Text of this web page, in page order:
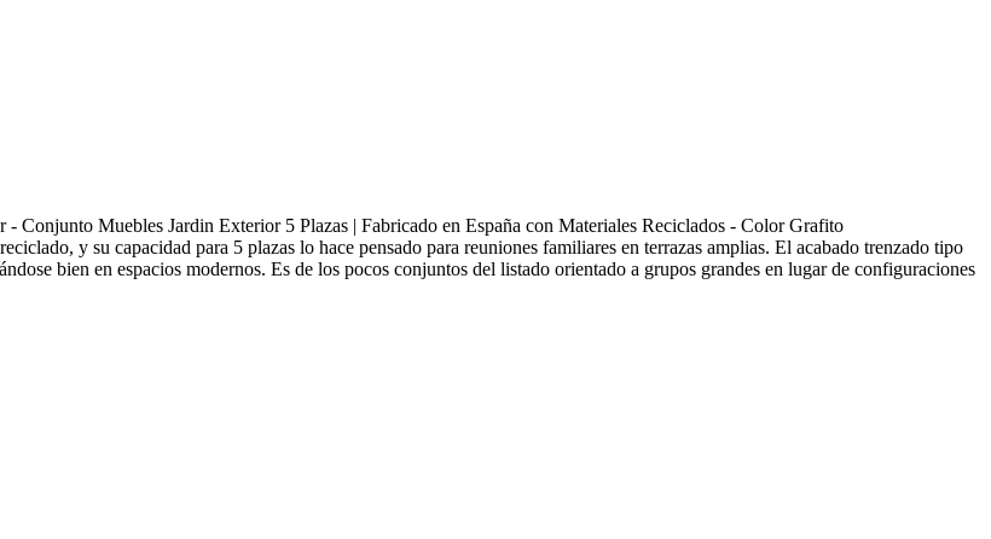
Conjunto Muebles Jardin Exterior 5 Plazas | Fabricado en España con Materiales Reciclados - Color Grafito
y su capacidad para 5 plazas lo hace pensado para reuniones familiares en terrazas amplias. El acabado trenzado tipo
bien en espacios modernos. Es de los pocos conjuntos del listado orientado a grupos grandes en lugar de configuraciones